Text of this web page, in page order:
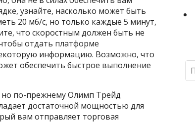
узнайте, насколько может быть
20 мб/с, но только каждые 5 минут,
что скоростным должен быть не
отдать платформе
информацию. Возможно, что
обеспечить быстрое выполнение
но по-прежнему Олимп Трейд
достаточной мощностью для
вам отправляет торговая